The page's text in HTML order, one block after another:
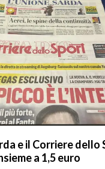
e il Corriere
a 1,5 euro